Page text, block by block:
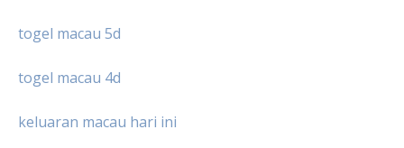
togel macau 5d
togel macau 4d
keluaran macau hari ini